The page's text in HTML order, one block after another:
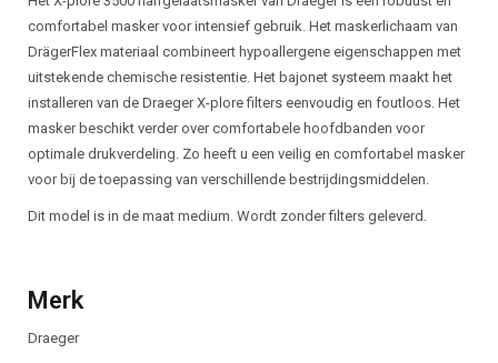
comfortabel masker voor intensief gebruik. Het maskerlichaam van
DrägerFlex materiaal combineert hypoallergene eigenschappen met
uitstekende chemische resistentie. Het bajonet systeem maakt het
installeren van de Draeger X-plore filters eenvoudig en foutloos. Het
masker beschikt verder over comfortabele hoofdbanden voor
optimale drukverdeling. Zo heeft u een veilig en comfortabel masker
voor bij de toepassing van verschillende bestrijdingsmiddelen.
Dit model is in de maat medium. Wordt zonder filters geleverd.
Merk
Draeger